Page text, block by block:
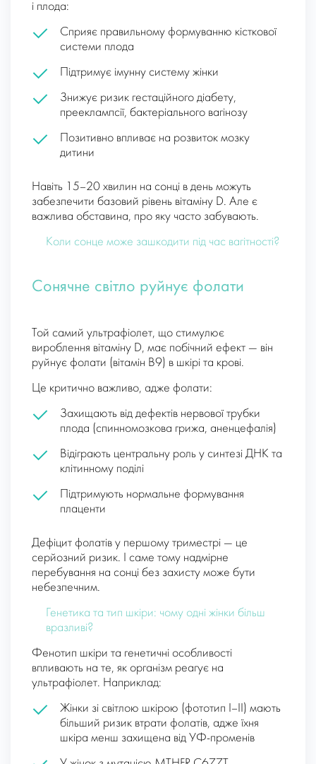
і плода:
Сприяє правильному формуванню кісткової
системи плода
Підтримує імунну систему жінки
Знижує ризик гестаційного діабету,
прееклампсії, бактеріального вагінозу
Позитивно впливає на розвиток мозку
дитини
Навіть 15–20 хвилин на сонці в день можуть
забезпечити базовий рівень вітаміну D. Але є
важлива обставина, про яку часто забувають.
Коли сонце може зашкодити під час вагітності?
Сонячне світло руйнує фолати
Той самий ультрафіолет, що стимулює
вироблення вітаміну D, має побічний ефект — він
руйнує фолати (вітамін B9) в шкірі та крові.
Це критично важливо, адже фолати:
Захищають від дефектів нервової трубки
плода (спинномозкова грижа, аненцефалія)
Відіграють центральну роль у синтезі ДНК та
клітинному поділі
Підтримують нормальне формування
плаценти
Дефіцит фолатів у першому триместрі — це
серйозний ризик. І саме тому надмірне
перебування на сонці без захисту може бути
небезпечним.
Генетика та тип шкіри: чому одні жінки більш
вразливі?
Фенотип шкіри та генетичні особливості
впливають на те, як організм реагує на
ультрафіолет. Наприклад:
Жінки зі світлою шкірою (фототип I–II) мають
більший ризик втрати фолатів, адже їхня
шкіра менш захищена від УФ-променів